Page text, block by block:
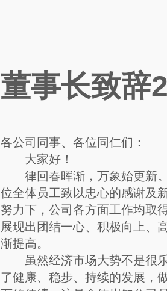
董事长致辞
各公司同事、各位同仁们：
大家好！
律回春晖渐，万象始更新。
位全体员工致以忠心的感谢及
努力下，公司各方面工作均取
展现出团结一心、积极向上、
渐提高。
虽然经济市场大势不是很乐
了健康、稳步、持续的发展，